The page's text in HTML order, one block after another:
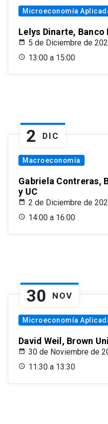
Microeconomía
Lelys Dinarte, Banco
5 de Diciembre de
13:00 a 15:00
2 DIC
Macroeconomía
Gabriela Contreras,
y UC
2 de Diciembre de
14:00 a 16:00
30 NOV
Microeconomía
David Weil, Brown
30 de Noviembre de
11:30 a 13:30